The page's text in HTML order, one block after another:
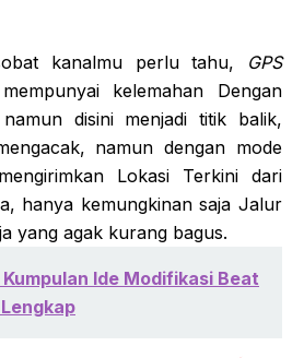
kanalmu perlu tahu, GPS
kelemahan Dengan
disini menjadi titik balik,
namun dengan mode
Lokasi Terkini dari
hanya kemungkinan saja Jalur
yang agak kurang bagus.
Kumpulan Ide Modifikasi Beat